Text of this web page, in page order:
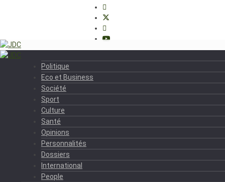
Politique
Eco et Business
Société
Sport
Culture
Santé
Opinions
Personnalités
Dossiers
International
People